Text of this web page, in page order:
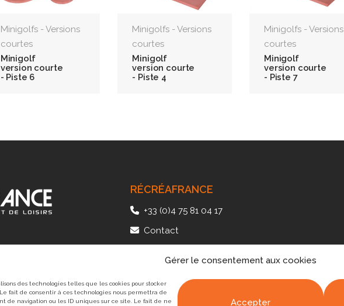
Gérer le consentement aux cookies
des technologies telles que les cookies pour stocker
fait de consentir à ces technologies nous permettra de
de navigation ou les ID uniques sur ce site. Le fait de ne
Accepter
Minigolfs - Versions
courtes
Minigolf
version courte
- Piste 6
Minigolfs - Versions
courtes
Minigolf
version courte
- Piste 4
Minigolfs - Versions
courtes
Minigolf
version courte
- Piste 7
RÉCRÉAFRANCE
+33 (0)4 75 81 04 17
Contact
26000 Valence – FRANCE